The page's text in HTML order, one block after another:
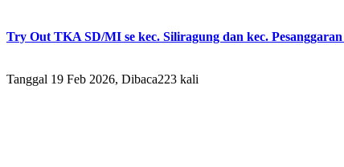
Try Out TKA SD/MI se kec. Siliragung dan kec.
Tanggal 19 Feb 2026, Dibaca223 kali